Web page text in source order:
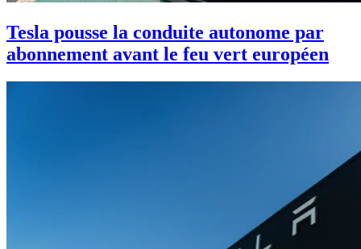
Tesla pousse la conduite autonome par
abonnement avant le feu vert européen